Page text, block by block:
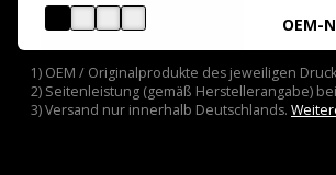
OEM-
1) OEM / Originalprodukte des jeweiligen
2) Seitenleistung (gemäß Herstellerangabe)
3) Versand nur innerhalb Deutschlands.